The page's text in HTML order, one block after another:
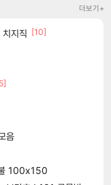
더보기+
지직 [10]
음
100x150